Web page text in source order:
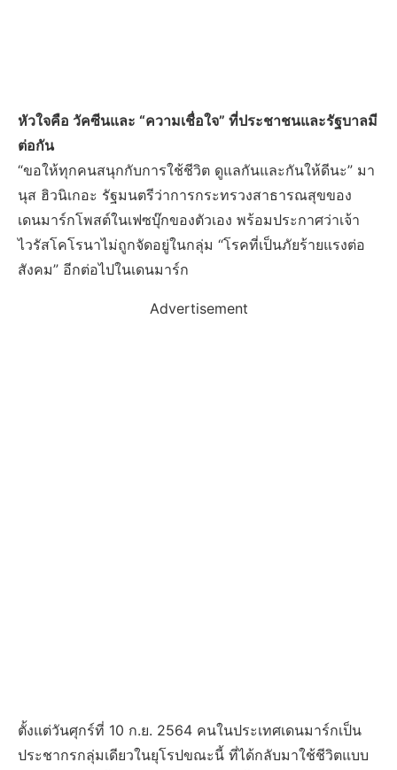
หัวใจคือ วัคซีนและ “ความเชื่อใจ” ที่ประชาชนและรัฐบาลมี
ต่อกัน
“ขอให้ทุกคนสนุกกับการใช้ชีวิต ดูแลกันและกันให้ดีนะ” มา
นุส ฮิวนิเกอะ รัฐมนตรีว่าการกระทรวงสาธารณสุขของ
เดนมาร์กโพสต์ในเฟซบุ๊กของตัวเอง พร้อมประกาศว่าเจ้า
ไวรัสโคโรนาไม่ถูกจัดอยู่ในกลุ่ม “โรคที่เป็นภัยร้ายแรงต่อ
สังคม” อีกต่อไปในเดนมาร์ก
Advertisement
ตั้งแต่วันศุกร์ที่ 10 ก.ย. 2564 คนในประเทศเดนมาร์กเป็น
ประชากรกลุ่มเดียวในยุโรปขณะนี้ ที่ได้กลับมาใช้ชีวิตแบบ